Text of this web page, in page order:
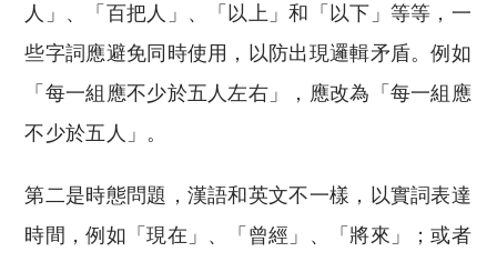
人」、「百把人」、「以上」和「以下」等等，一
些字詞應避免同時使用，以防出現邏輯矛盾。例如
「每一組應不少於五人左右」，應改為「每一組應
不少於五人」。
第二是時態問題，漢語和英文不一樣，以實詞表達
時間，例如「現在」、「曾經」、「將來」；或者